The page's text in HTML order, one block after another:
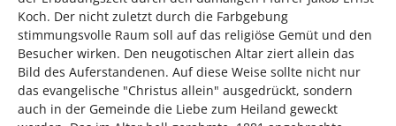
Koch. Der nicht zuletzt durch die Farbgebung
stimmungsvolle Raum soll auf das religiöse Gemüt und den
Besucher wirken. Den neugotischen Altar ziert allein das
Bild des Auferstandenen. Auf diese Weise sollte nicht nur
das evangelische "Christus allein" ausgedrückt, sondern
auch in der Gemeinde die Liebe zum Heiland geweckt